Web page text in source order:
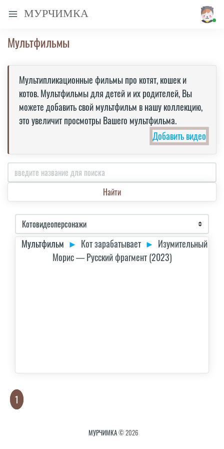
МУРЧИМКА
Мультфильмы
Мультипликационные фильмы про котят, кошек и
котов. Мультфильмы для детей и их родителей, Вы
можете добавить свой мультфильм в нашу коллекцию,
это увеличит просмотры Вашего мультфильма.
Добавить видео
Найти
Мультфильм ► Кот зарабатывает ► Изумительный
Морис — Русский фрагмент (2023)
1
МУРЧИМКА© 2026